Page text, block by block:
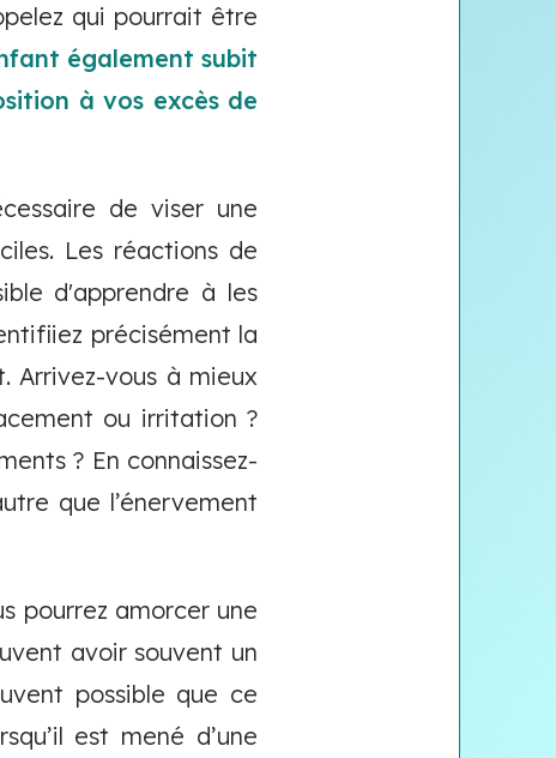
qui pourrait être
également subit
à vos excès de
de viser une
Les réactions de
d'apprendre à les
précisément la
Arrivez-vous à mieux
ou irritation ?
? En connaissez-
que l’énervement
pourrez amorcer une
avoir souvent un
possible que ce
est mené d’une